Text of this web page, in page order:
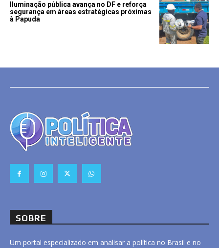
Iluminação pública avança no DF e reforça
segurança em áreas estratégicas próximas
à Papuda
SOBRE
Um portal especializado em analisar a política no Brasil e no